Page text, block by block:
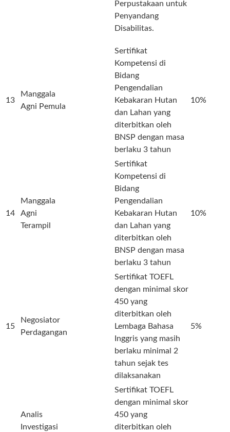
Perpustakaan untuk
Penyandang
Disabilitas.
13
Manggala
Agni Pemula
Sertifikat
Kompetensi di
Bidang
Pengendalian
Kebakaran Hutan
dan Lahan yang
diterbitkan oleh
BNSP dengan masa
berlaku 3 tahun
10%
14
Manggala
Agni
Terampil
Sertifikat
Kompetensi di
Bidang
Pengendalian
Kebakaran Hutan
dan Lahan yang
diterbitkan oleh
BNSP dengan masa
berlaku 3 tahun
10%
15
Negosiator
Perdagangan
Sertifikat TOEFL
dengan minimal skor
450 yang
diterbitkan oleh
Lembaga Bahasa
Inggris yang masih
berlaku minimal 2
tahun sejak tes
dilaksanakan
5%
Analis
Investigasi
Sertifikat TOEFL
dengan minimal skor
450 yang
diterbitkan oleh